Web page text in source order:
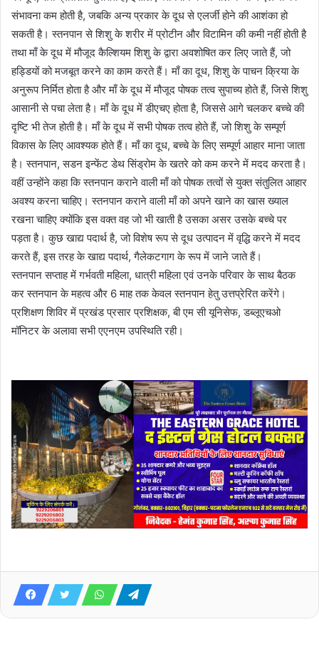
संभावना कम होती है, जबकि अन्य प्रकार के दूध से एलर्जी होने की आशंका हो
सकती है। स्तनपान से शिशु के शरीर में प्रोटीन और विटामिन की कमी नहीं होती है
तथा माँ के दूध में मौजूद कैल्शियम शिशु के द्वारा अवशोषित कर लिए जाते हैं, जो
हड्डियों को मजबूत करने का काम करते हैं। माँ का दूध, शिशु के पाचन क्रिया के
अनुरूप निर्मित होता है और माँ के दूध में मौजूद पोषक तत्व सुपाच्य होते हैं, जिसे शिशु
आसानी से पचा लेता है। माँ के दूध में डीएचए होता है, जिससे आगे चलकर बच्चे की
दृष्टि भी तेज होती है। माँ के दूध में सभी पोषक तत्व होते हैं, जो शिशु के सम्पूर्ण
विकास के लिए आवश्यक होते हैं। माँ का दूध, बच्चे के लिए सम्पूर्ण आहार माना जाता
है। स्तनपान, सडन इन्फेंट डेथ सिंड्रोम के खतरे को कम करने में मदद करता है।
वहीं उन्होंने कहा कि स्तनपान कराने वाली माँ को पोषक तत्वों से युक्त संतुलित आहार
अवश्य करना चाहिए। स्तनपान कराने वाली माँ को अपने खाने का खास ख्याल
रखना चाहिए क्योंकि इस वक्त वह जो भी खाती है उसका असर उसके बच्चे पर
पड़ता है। कुछ खाद्य पदार्थ है, जो विशेष रूप से दूध उत्पादन में वृद्धि करने में मदद
करते हैं, इस तरह के खाद्य पदार्थ, गैलेकटगाग के रूप में जाने जाते हैं।
स्तनपान सप्ताह में गर्भवती महिला, धात्री महिला एवं उनके परिवार के साथ बैठक
कर स्तनपान के महत्व और 6 माह तक केवल स्तनपान हेतु उत्तप्रेरित करेंगे।
प्रशिक्षण शिविर में प्रखंड प्रसार प्रशिक्षक, बी एम सी यूनिसेफ, डब्लूएचओ
मॉनिटर के अलावा सभी एएनएम उपस्थिति रही।